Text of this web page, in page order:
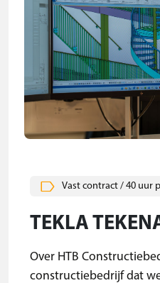
Vast contract / 40 uur
TEKLA
Over HTB
constructiebedrijf dat